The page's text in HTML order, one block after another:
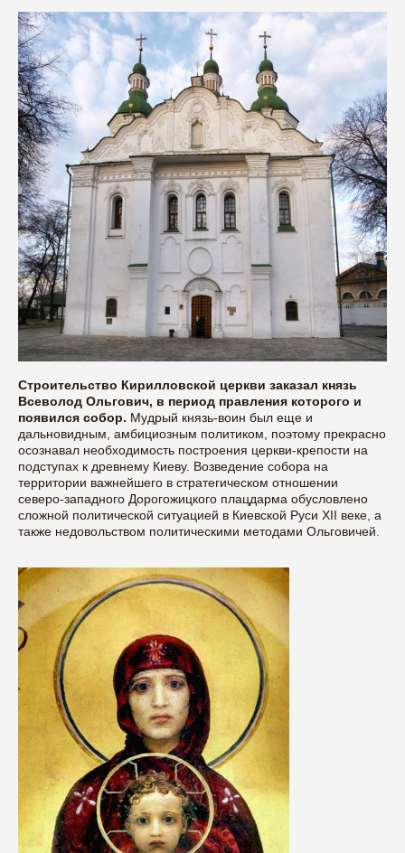
Строительство Кирилловской церкви заказал князь
Всеволод Ольгович, в период правления которого и
появился собор. Мудрый князь-воин был еще и
дальновидным, амбициозным политиком, поэтому прекрасно
осознавал необходимость построения церкви-крепости на
подступах к древнему Киеву. Возведение собора на
территории важнейшего в стратегическом отношении
северо-западного Дорогожицкого плацдарма обусловлено
сложной политической ситуацией в Киевской Руси XII веке, а
также недовольством политическими методами Ольговичей.